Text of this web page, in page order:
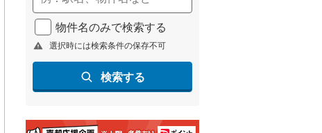
物件名のみで検索する
選択時には検索条件の保存不可
検索する